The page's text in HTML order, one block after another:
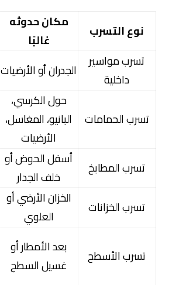
نوع التسرب
مكان حدوثه
غالبًا
تسرب مواسير
داخلية
الجدران أو الأرضيات
تسرب الحمامات
حول الكرسي،
البانيو، المغاسل،
الأرضيات
تسرب المطابخ
أسفل الحوض أو
خلف الجدار
تسرب الخزانات
الخزان الأرضي أو
العلوي
تسرب الأسطح
بعد الأمطار أو
غسيل السطح